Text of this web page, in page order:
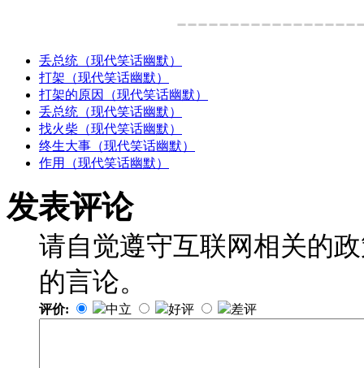
丢总统（现代笑话幽默）
打架（现代笑话幽默）
打架的原因（现代笑话幽默）
丢总统（现代笑话幽默）
找火柴（现代笑话幽默）
终生大事（现代笑话幽默）
作用（现代笑话幽默）
发表评论
请自觉遵守互联网相关的
的言论。
评价: 中立 好评 差评